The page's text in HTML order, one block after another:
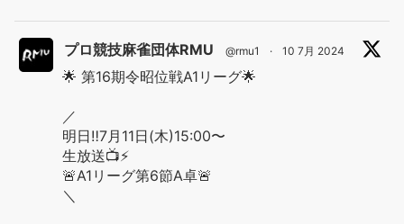
プロ競技麻雀団体RMU @rmu1 · 10 7月 2024
🌟 第16期令昭位戦A1リーグ🌟
／
明日‼️7月11日(木)15:00〜
生放送📺⚡️
🚨A1リーグ第6節A卓🚨
＼